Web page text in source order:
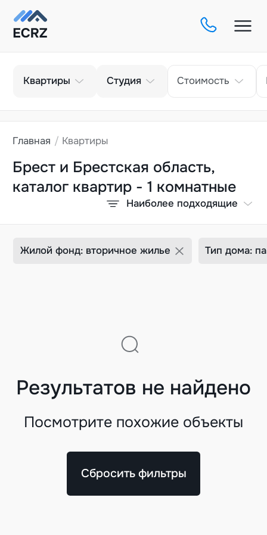
Тип
Квартиры Кол-во комнат
Студия Стоимость
Главная Квартиры
Брест и Брестская область,
каталог квартир - 1 комнатные
Наиболее подходящие
Жилой фонд: вторичное жилье Тип дома:
Результатов не найдено
Посмотрите похожие объекты
Сбросить фильтры